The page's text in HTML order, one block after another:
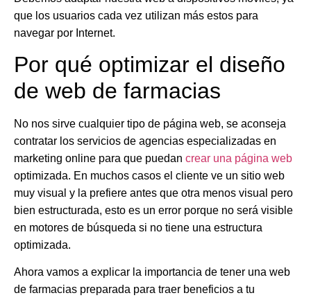
que los usuarios cada vez utilizan más estos para
navegar por Internet.
Por qué optimizar el diseño
de web de farmacias
No nos sirve cualquier tipo de página web, se aconseja
contratar los servicios de agencias especializadas en
marketing online para que puedan crear una página web
optimizada. En muchos casos el cliente ve un sitio web
muy visual y la prefiere antes que otra menos visual pero
bien estructurada, esto es un error porque no será visible
en motores de búsqueda si no tiene una estructura
optimizada.
Ahora vamos a explicar la importancia de tener una web
de farmacias preparada para traer beneficios a tu